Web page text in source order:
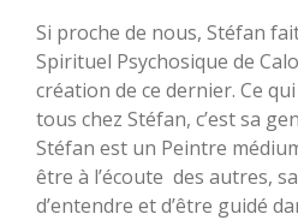
Si proche de nous, Stéfan
Spirituel Psychosique de
création de ce dernier. Ce
tous chez Stéfan, c’est sa
Stéfan est un Peintre
être à l’écoute des autres,
d’entendre et d’être guidé